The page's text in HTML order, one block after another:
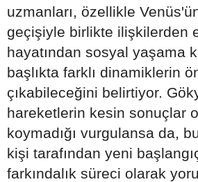
uzmanları, özellikle
geçişiyle birlikte ilişkilerden
hayatından sosyal yaşama
başlıkta farklı dinamiklerin
çıkabileceğini belirtiyor.
hareketlerin kesin sonuçlar
koymadığı vurgulansa da,
kişi tarafından yeni
farkındalık süreci olarak